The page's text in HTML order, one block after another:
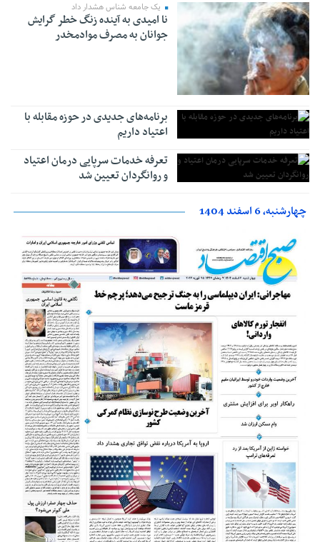
یک جامعه‌ شناس هشدار داد
نا امیدی به آینده زنگ خطر گرایش
جوانان به مصرف موادمخدر
برنامه‌های جدیدی در حوزه مقابله با
اعتیاد داریم
تعرفه­ خدمات سرپایی درمان اعتیاد
و روانگردان تعیین شد
چهارشنبه، 6 اسفند 1404